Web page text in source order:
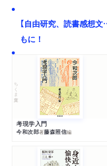
【自由研究、読書感想
もに！
ちくま文庫
考現学入門
今和次郎著藤森照信編